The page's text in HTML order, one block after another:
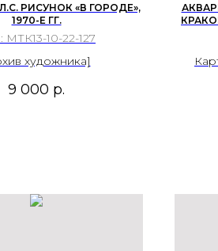
РИСУНОК «В ГОРОДЕ»,
1970-Е ГГ.
МТК13-10-22-127
художника]
9 000 р.